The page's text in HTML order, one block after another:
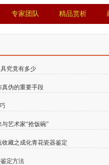
专家团队
专家团队
精品赏析
精品赏析
究竟有多少
真伪的重要手段
艺术家“抢饭碗”
藏之成化青花瓷器鉴定
定方法